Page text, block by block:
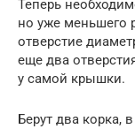
Теперь
но уже меньшего
отверстие
еще два
у самой крышки.
Берут два корка,